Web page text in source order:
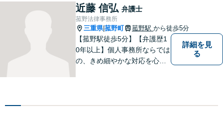
して、一緒に解決方法を考え
る手助けをさせていただけれ
ばと思いますので、お気軽に
ご相談ください。
近藤 信弘 弁護士
菰野法律事務所
三重県|菰野町 菰野駅 から徒歩5分
【菰野駅徒歩5分】【弁護歴1
0年以上】個人事務所ならでは
の、きめ細やかな対応を心が
行います！【完全個室】
詳細を見
る